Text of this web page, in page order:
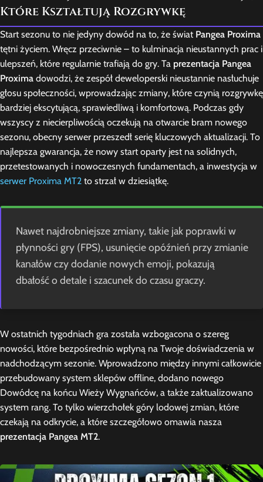
Które Kształtują Rozgrywkę
Start sezonu to nie jedyny dowód na to, że świat Pangea Proxima
tętni życiem. Wręcz przeciwnie – to kulminacja nieustannych prac i
ulepszeń, które regularnie trafiają do gry. Ta prezentacja Pangea
Proxima dowodzi, że zespół deweloperski nieustannie nasłuchuje
głosu społeczności, wprowadzając zmiany, które czynią rozgrywkę
bardziej ekscytującą, sprawiedliwą i komfortową. Podczas gdy
wszyscy z niecierpliwością oczekują na otwarcie bram nowego
sezonu, obecny serwer przeszedł serię kluczowych aktualizacji. To
najlepsza gwarancja, że nowy start oparty jest na solidnych,
przetestowanych i nowoczesnych fundamentach, a inwestycja w
serwer Proxima MT2 to strzał w dziesiątkę.
Nawet najdrobniejsze zmiany, takie jak poprawki w
płynności gry (FPS), usunięcie opóźnień przy zmianie
kanałów czy dodanie nowych emoji, pokazują
dbałość o detale i szacunek do czasu graczy.
W ostatnich tygodniach gra została wzbogacona o szereg
nowości, które bezpośrednio wpłyną na Twoje doświadczenia w
nadchodzącym sezonie. Wprowadzono między innymi całkowicie
przebudowany system sklepów offline, dodano nowego
Dowódcę na końcu Wieży Wygnańców, a także zaktualizowano
system rang. To tylko wierzchołek góry lodowej zmian, które
czekają na odkrycie, a które szczegółowo omawia nasza
prezentacja Pangea MT2.